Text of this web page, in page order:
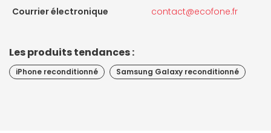
Courrier électronique
contact@ecofone.fr
Les produits tendances :
iPhone reconditionné Samsung Galaxy reconditionné